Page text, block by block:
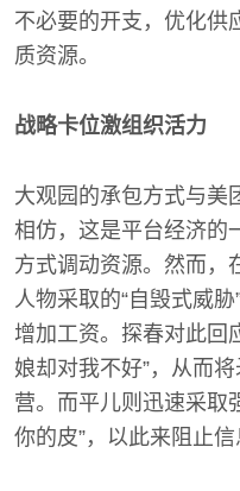
不必要的开支，优化供
质资源。
战略卡位激组织活力
大观园的承包方式与美
相仿，这是平台经济的
方式调动资源。然而，
人物采取的“自毁式威
增加工资。探春对此回
娘却对我不好”，从而
营。而平儿则迅速采取
你的皮”，以此来阻止信